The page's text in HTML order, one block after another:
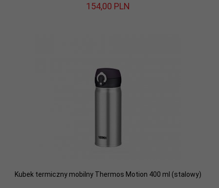
154,00 PLN
Kubek termiczny mobilny Thermos Motion 400 ml (stalowy)